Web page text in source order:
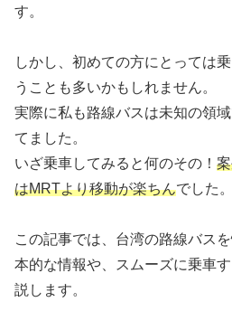
す。
しかし、初めての方にとっては
うことも多いかもしれません。
実際に私も路線バスは未知の領
てました。
いざ乗車してみると何のその！
はMRTより移動が楽ちんでした。
この記事では、台湾の路線バス
本的な情報や、スムーズに乗車
説します。